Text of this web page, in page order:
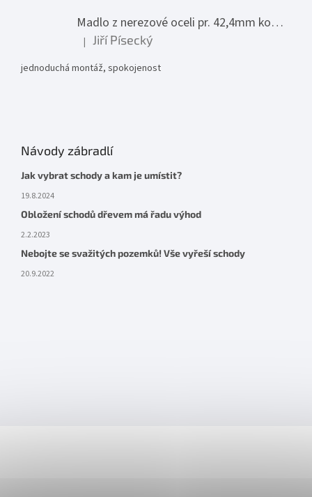
Madlo z nerezové oceli pr. 42,4mm komplet - model 0116 - 3000mm
Hodnocení produktu je 5 z 5 hvězdiček.
| Jiří Písecký
jednoduchá montáž, spokojenost
Návody zábradlí
Jak vybrat schody a kam je umístit?
19.8.2024
Obložení schodů dřevem má řadu výhod
2.2.2023
Nebojte se svažitých pozemků! Vše vyřeší schody
20.9.2022